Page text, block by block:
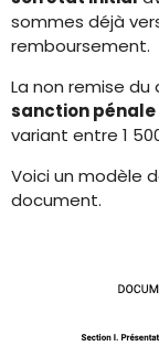
sommes déjà
remboursement.
La non remise
sanction pénale
variant entre 1
Voici un modèle
document.